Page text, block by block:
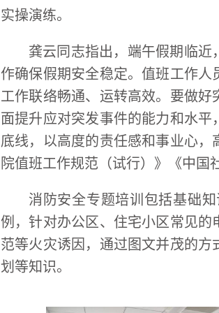
实操演练。
龚云同志指出，端午假期临
作确保假期安全稳定。值班工作
工作联络畅通、运转高效。要做
面提升应对突发事件的能力和水
底线，以高度的责任感和事业心
院值班工作规范（试行）》《中
消防安全专题培训包括基础
例，针对办公区、住宅小区常见
范等火灾诱因，通过图文并茂的
划等知识。